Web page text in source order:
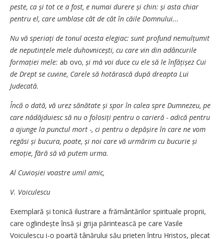
peste, ca și tot ce a fost, e numai durere și chin: și asta chiar
pentru el, care umblase cât de cât în căile Domnului...
Nu vă speriați de tonul acesta elegiac: sunt profund nemulțumit
de neputințele mele duhovnicești, cu care vin din adâncurile
forma­ției mele: ab ovo, și mă voi duce cu ele să le înfățișez Cui
de Drept se cuvine, Carele să hotărască după dreapta Lui
Judecată.
Încă o dată, vă urez sănătate și spor în calea spre Dumnezeu, pe
care nădăjduiesc să nu o folosiți pentru o carieră - adică pentru
a ajunge la punctul mort -, ci pentru o depășire în care ne vom
regăsi și bucura, poate, și noi care vă urmărim cu bucurie și
emoție, fără să vă putem urma.
Al Cuvioșiei voastre umil amic,
V. Voiculescu
Exemplară și tonică ilustrare a frământărilor spirituale proprii,
care oglindește însă și grija părintească pe care Vasile
Voiculescu i-o poartă tânărului său prieten întru Hristos, plecat